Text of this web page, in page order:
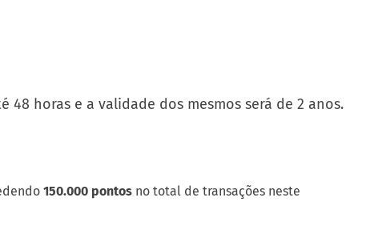
horas e a validade dos mesmos será de 2 anos.
150.000 pontos no total de transações neste